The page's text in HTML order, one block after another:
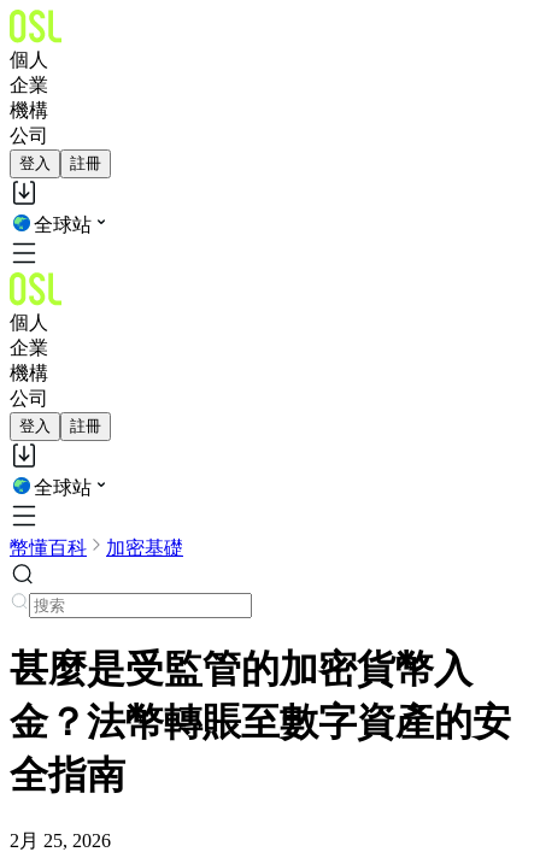
個人
企業
機構
公司
登入 註冊
全球站
個人
企業
機構
公司
登入 註冊
全球站
幣懂百科 加密基礎
甚麼是受監管的加密貨幣入
金？法幣轉賬至數字資產的安
全指南
2月 25, 2026